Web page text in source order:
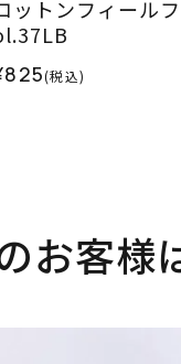
ットンフィール
(税込)
お客様